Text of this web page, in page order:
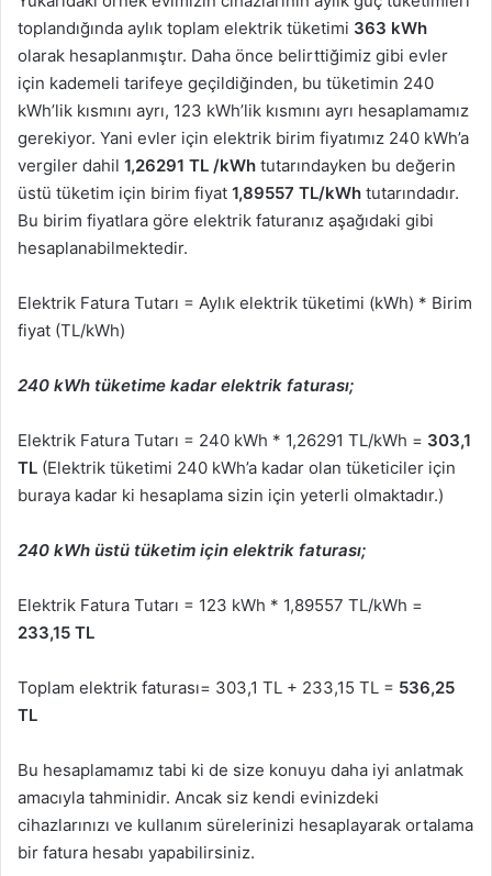
toplandığında aylık toplam elektrik tüketimi 363 kWh
olarak hesaplanmıştır. Daha önce belirttiğimiz gibi evler
için kademeli tarifeye geçildiğinden, bu tüketimin 240
kWh’lik kısmını ayrı, 123 kWh’lik kısmını ayrı hesaplamamız
gerekiyor. Yani evler için elektrik birim fiyatımız 240 kWh’a
vergiler dahil 1,26291 TL /kWh tutarındayken bu değerin
üstü tüketim için birim fiyat 1,89557 TL/kWh tutarındadır.
Bu birim fiyatlara göre elektrik faturanız aşağıdaki gibi
hesaplanabilmektedir.
Elektrik Fatura Tutarı = Aylık elektrik tüketimi (kWh) * Birim
fiyat (TL/kWh)
240 kWh tüketime kadar elektrik faturası;
Elektrik Fatura Tutarı = 240 kWh * 1,26291 TL/kWh = 303,1
TL (Elektrik tüketimi 240 kWh’a kadar olan tüketiciler için
buraya kadar ki hesaplama sizin için yeterli olmaktadır.)
240 kWh üstü tüketim için elektrik faturası;
Elektrik Fatura Tutarı = 123 kWh * 1,89557 TL/kWh =
233,15 TL
Toplam elektrik faturası= 303,1 TL + 233,15 TL = 536,25
TL
Bu hesaplamamız tabi ki de size konuyu daha iyi anlatmak
amacıyla tahminidir. Ancak siz kendi evinizdeki
cihazlarınızı ve kullanım sürelerinizi hesaplayarak ortalama
bir fatura hesabı yapabilirsiniz.